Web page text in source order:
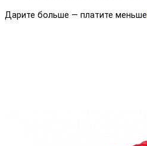
Дарите больше — платите меньше